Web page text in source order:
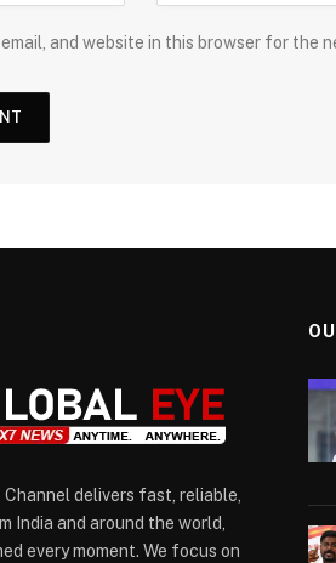
email, and website in this browser for the
delivers fast, reliable,
India and around the world,
every moment. We focus on